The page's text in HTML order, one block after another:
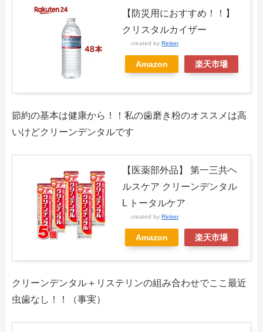
【防災用におすすめ！！】
クリスタルカイザー
created by Rinker
Amazon 楽天市場
節約の基本は健康から！！私の歯磨き粉のオススメは高
いけどクリーンデンタルです
【医薬部外品】 第一三共ヘ
ルスケア クリーンデンタル
L トータルケア
created by Rinker
Amazon 楽天市場
クリーンデンタル＋リステリンの組み合わせでここ最近
虫歯なし！！（事実）